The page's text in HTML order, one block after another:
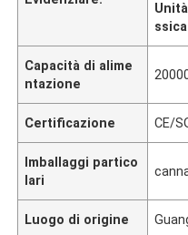
Capacità di alime
ntazione
Certificazione CE/
Imballaggi partico
lari
Luogo di origine